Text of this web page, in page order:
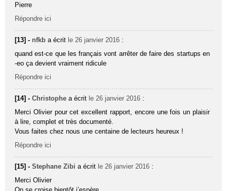
Pierre
Répondre ici
[13] - nfkb a écrit le 26 janvier 2016 :
quand est-ce que les français vont arrêter de faire des startups en
-eo ça devient vraiment ridicule
Répondre ici
[14] -Christophe a écrit le 26 janvier 2016 :
Merci Olivier pour cet excellent rapport, encore une fois un plaisir
à lire, complet et très documenté.
Vous faites chez nous une centaine de lecteurs heureux !
Répondre ici
[15] -Stephane Zibi a écrit le 26 janvier 2016 :
Merci Olivier